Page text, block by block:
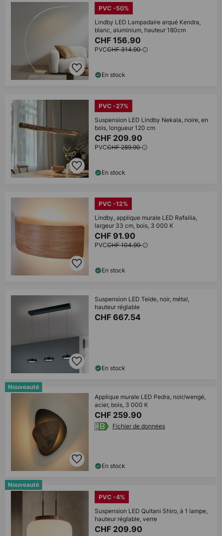
PVC -50%
Lindby LED Lampadaire arqué Kendra,
blanc, aluminium, hauteur 180cm
CHF 156.90
PVCCHF 314.90
En stock
PVC -27%
Suspension LED Lindby Nekala, noire, en
bois, longueur 120 cm
CHF 209.90
PVCCHF 289.90
En stock
PVC -12%
Lindby, applique murale LED Rafailia,
largeur 33 cm, bois, 3 000 K
CHF 91.90
PVCCHF 104.90
En stock
Suspension LED Teide, noir, métal,
hauteur réglable
CHF 667.54
En stock
Nouveauté
Applique murale LED Pedra, noir/wengé,
acier, bois, 3 000 K
CHF 259.90
Fichier de données
En stock
Nouveauté
PVC -4%
Suspension LED Quitani Shiro, à 1 lampe,
hauteur réglable, verre
CHF 209.90